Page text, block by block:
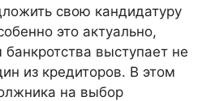
свою кандидатуру
это актуально,
выступает не
из кредиторов. В этом
на выбор